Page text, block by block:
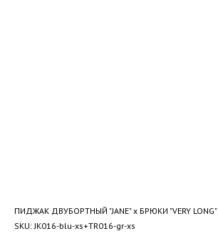
ПИДЖАК ДВУБОРТНЫЙ "JANE" x БРЮКИ "VERY LONG"
SKU:JK016-blu-xs+TR016-gr-xs